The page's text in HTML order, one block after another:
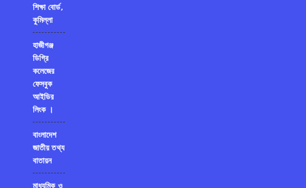
শিক্ষা বোর্ড,
কুমিল্লা
হাজীগঞ্জ
ডিগ্রি
কলেজের
ফেসবুক
আইডির
লিংক ।
বাংলাদেশ
জাতীয় তথ্য
বাতায়ন
মাধ্যমিক ও